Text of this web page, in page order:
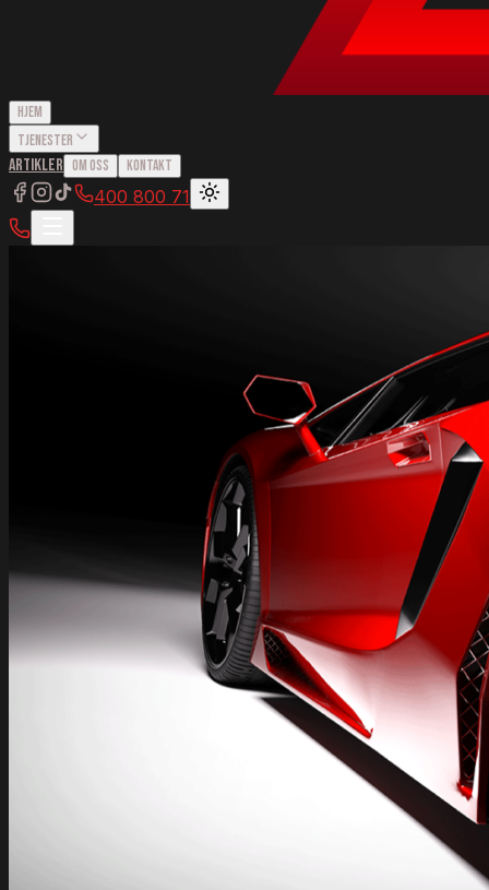
Hjem
Tjenester
Artikler Om Oss Kontakt
400 800 71